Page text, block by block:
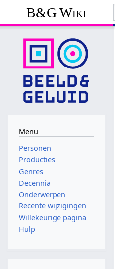
B&G Wiki
Menu
Personen
Producties
Genres
Decennia
Onderwerpen
Recente wijzigingen
Willekeurige pagina
Hulp